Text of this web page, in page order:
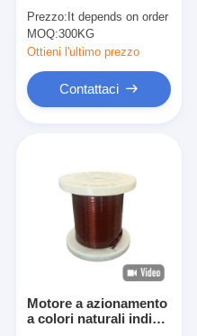
ossigeno per
applicazioni
personalizzabili
Prezzo: It depends on order
MOQ:300KG
Ottieni l'ultimo prezzo
Contattaci
Motore a azionamento
a colori naturali indice